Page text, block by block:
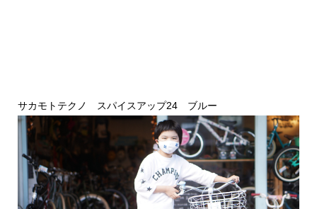
サカモトテクノ スパイスアップ24 ブルー